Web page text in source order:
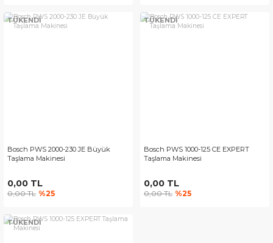
TÜKENDİ
Bosch PWS 2000-230 JE Büyük
Taşlama Makinesi
0,00 TL
0,00 TL %25
TÜKENDİ
Bosch PWS 1000-125 CE EXPERT
Taşlama Makinesi
0,00 TL
0,00 TL %25
TÜKENDİ